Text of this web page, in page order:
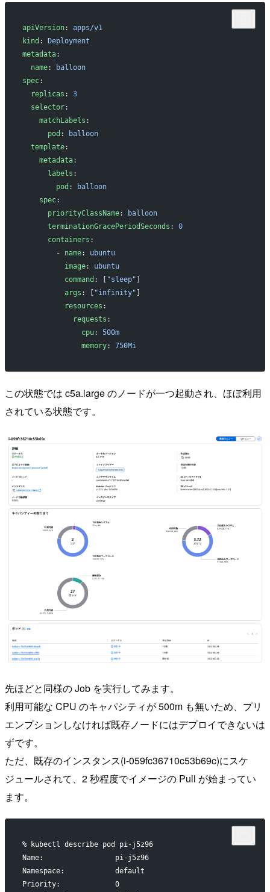
apiVersion: apps/v1
kind :
Deployment
metadata:
  name
:
balloon
spec:
  replicas
: 3
  selector
:
    matchLabels
:
      pod
:
balloon
  template
:
    metadata
:
      labels
:
        pod
:
balloon
    spec
:
      priorityClassName
:
balloon
      terminationGracePeriodSeconds
: 0
      containers
:
        -
name: ubuntu
          image
: ubuntu
          command
: [ "sleep"
          args
: [ "infinity"
          resources
:
            requests
:
              cpu
: 500m
              memory
: 750Mi
この状態では c5a.large のノードが一つ起動され、ほぼ利用
されている状態です。
先ほどと同様の Job を実行してみます。
利用可能な CPU のキャパシティが 500m も無いため、プリ
エンプションしなければ既存ノードにはデプロイできないは
ずです。
ただ、既存のインスタンス(i-059fc36710c53b69c)にスケ
ジュールされて、2 秒程度でイメージの Pull が始まってい
ます。
% kubectl describe pod pi-j5z96
Name:                 pi-j5z96
Namespace:            default
Priority:             0